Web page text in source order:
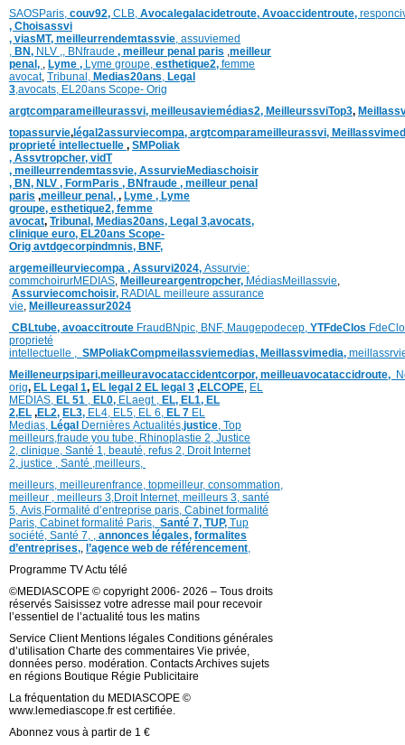
SAOSParis, couv92, CLB, Avocalegalacidetroute, Avoaccidentroute,
, Choisassvi
, viasMT, meilleurrendemtassvie, assuviemed
, BN, NLV ,, BNfraude , meilleur penal paris ,meilleur
penal, , Lyme , Lyme groupe, esthetique2, femme
avocat, Tribunal, Medias20ans, Legal
3,avocats, EL20ans Scope- Orig
argtcomparameilleurassvi, meilleusaviemédias2, MeilleurssviTop3,
topassurvie, légal2assurviecompa, argtcomparameilleurassvi,
proprieté intellectuelle , SMPoliak
, Assvtropcher, vidT
, meilleurrendemtassvie, AssurvieMediaschoisir
, BN, NLV , FormParis , BNfraude , meilleur penal
paris ,meilleur penal, , Lyme , Lyme
groupe, esthetique2, femme
avocat, Tribunal, Medias20ans, Legal 3,avocats,
clinique euro, EL20ans Scope-
Orig avtdgecorpindmnis, BNF,
argemeilleurviecompa , Assurvi2024, Assurvie:
commchoirurMEDIAS, Meilleureargentropcher, MédiasMeillassvie,
Assurviecomchoisir, RADIAL meilleure assurance
vie, Meilleureassur2024
CBLtube, avoaccitroute FraudBNpic, BNF, Maugepodecep, YTFdeClos
proprieté
intellectuelle , SMPoliakCompmeilassviemedias, Meillassvimedia,
Meilleneurpsipari,meilleuravocataccidentcorpor, meilleuavocataccidroute,
orig, EL Legal 1, EL legal 2 EL legal 3 ,ELCOPE, EL
MEDIAS, EL 51 , EL0, ELaegt , EL, EL1, EL
2,EL ,EL2, EL3, EL4, EL5, EL 6, EL 7 EL
Medias, Légal Dernières Actualités,justice, Top
meilleurs,fraude you tube, Rhinoplastie 2, Justice
2, clinique, Santé 1, beauté, refus 2, Droit Internet
2, justice , Santé ,meilleurs,
meilleurs, meilleurenfrance, topmeilleur, consommation,
meilleur , meilleurs 3,Droit Internet, meilleurs 3, santé
5, Avis,Formalité d’entreprise paris, Cabinet formalité
Paris, Cabinet formalité Paris, Santé 7, TUP, Tup
société, Santé 7, , annonces légales, formalites
d’entreprises,, l’agence web de référencement,
Programme TV Actu télé
©MEDIASCOPE © copyright 2006- 2026 – Tous droits
réservés Saisissez votre adresse mail pour recevoir
l’essentiel de l’actualité tous les matins
Service Client Mentions légales Conditions générales
d’utilisation Charte des commentaires Vie privée,
données perso. modération. Contacts Archives sujets
en régions Boutique Régie Publicitaire
La fréquentation du MEDIASCOPE ©
www.lemediascope.fr est certifiée.
Abonnez vous à partir de 1 €